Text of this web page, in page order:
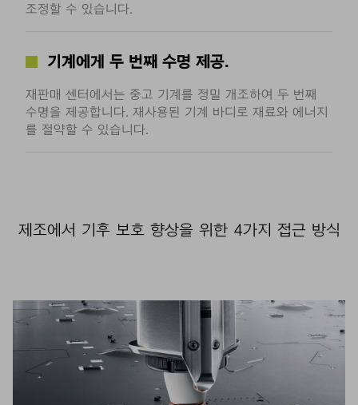
조정할 수 있습니다.
기계에게 두 번째 수명 제공.
재판매 센터에서는 중고 기계를 정밀 개조하여 두 번째
수명을 제공합니다. 재사용된 기계 바디로 재료와 에너지
를 절약할 수 있습니다.
제조에서 기후 보호 향상을 위한 4가지 접근 방식